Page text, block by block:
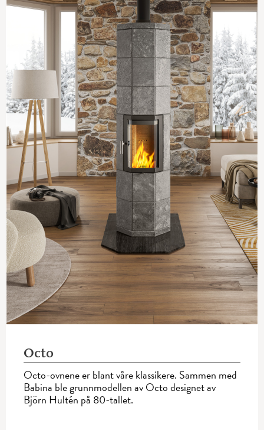
Octo
Octo-ovnene er blant våre klassikere. Sammen med
Babina ble grunnmodellen av Octo designet av
Björn Hultén på 80-tallet.